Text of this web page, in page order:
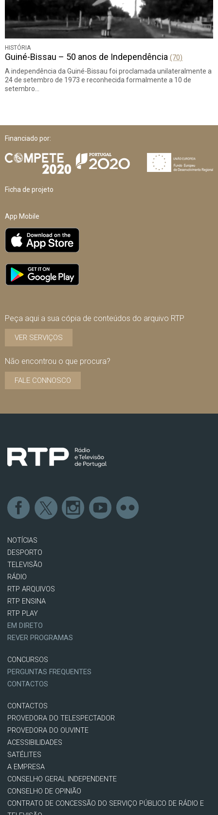
HISTÓRIA
Guiné-Bissau – 50 anos de Independência (70)
A independência da Guiné-Bissau foi proclamada unilateralmente a
24 de setembro de 1973 e reconhecida formalmente a 10 de
setembro…
Financiado por:
Ficha de projeto
App Mobile
Peça aqui a sua cópia de conteúdos do arquivo RTP
VER SERVIÇOS
Não encontrou o que procura?
FALE CONNOSCO
NOTÍCIAS
DESPORTO
TELEVISÃO
RÁDIO
RTP ARQUIVOS
RTP ENSINA
RTP PLAY
EM DIRETO
REVER PROGRAMAS
CONCURSOS
PERGUNTAS FREQUENTES
CONTACTOS
CONTACTOS
PROVEDORA DO TELESPECTADOR
PROVEDORA DO OUVINTE
ACESSIBILIDADES
SATÉLITES
A EMPRESA
CONSELHO GERAL INDEPENDENTE
CONSELHO DE OPINIÃO
CONTRATO DE CONCESSÃO DO SERVIÇO PÚBLICO DE RÁDIO E